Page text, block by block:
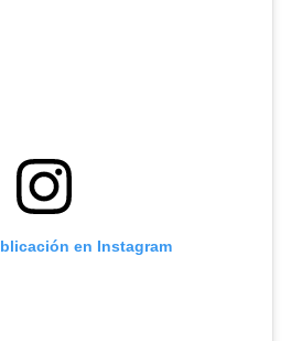
en Instagram